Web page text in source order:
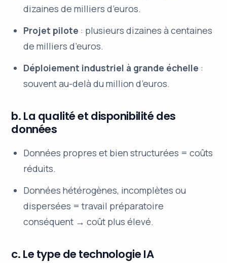
dizaines de milliers d’euros.
Projet pilote : plusieurs dizaines à centaines
de milliers d’euros.
Déploiement industriel à grande échelle :
souvent au-delà du million d’euros.
b. La qualité et disponibilité des
données
Données propres et bien structurées = coûts
réduits.
Données hétérogènes, incomplètes ou
dispersées = travail préparatoire
conséquent → coût plus élevé.
c. Le type de technologie IA